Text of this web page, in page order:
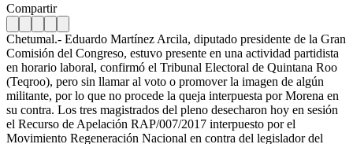
Compartir
Chetumal.- Eduardo Martínez Arcila, diputado presidente de la Gran
Comisión del Congreso, estuvo presente en una actividad partidista
en horario laboral, confirmó el Tribunal Electoral de Quintana Roo
(Teqroo), pero sin llamar al voto o promover la imagen de algún
militante, por lo que no procede la queja interpuesta por Morena en
su contra. Los tres magistrados del pleno desecharon hoy en sesión
el Recurso de Apelación RAP/007/2017 interpuesto por el
Movimiento Regeneración Nacional en contra del legislador del